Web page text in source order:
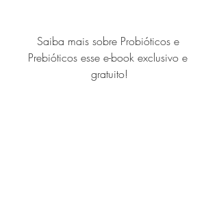
Saiba mais sobre Probióticos e
Prebióticos esse e-book exclusivo e
gratuito!